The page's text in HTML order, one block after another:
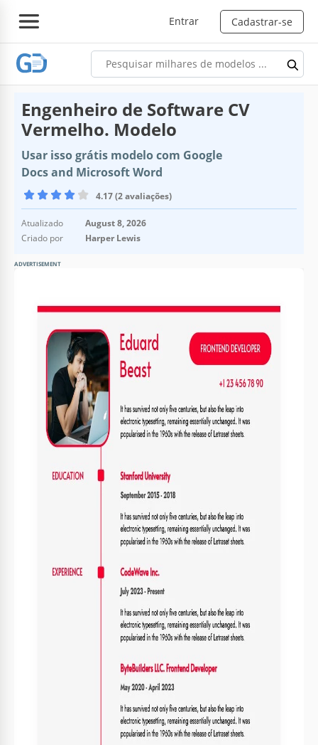
Entrar Cadastrar-se
Engenheiro de Software CV
Vermelho. Modelo
Usar isso grátis modelo com Google
Docs and Microsoft Word
4.17 (2 avaliações)
Atualizado
August 8, 2026
Criado por
Harper Lewis
ADVERTISEMENT